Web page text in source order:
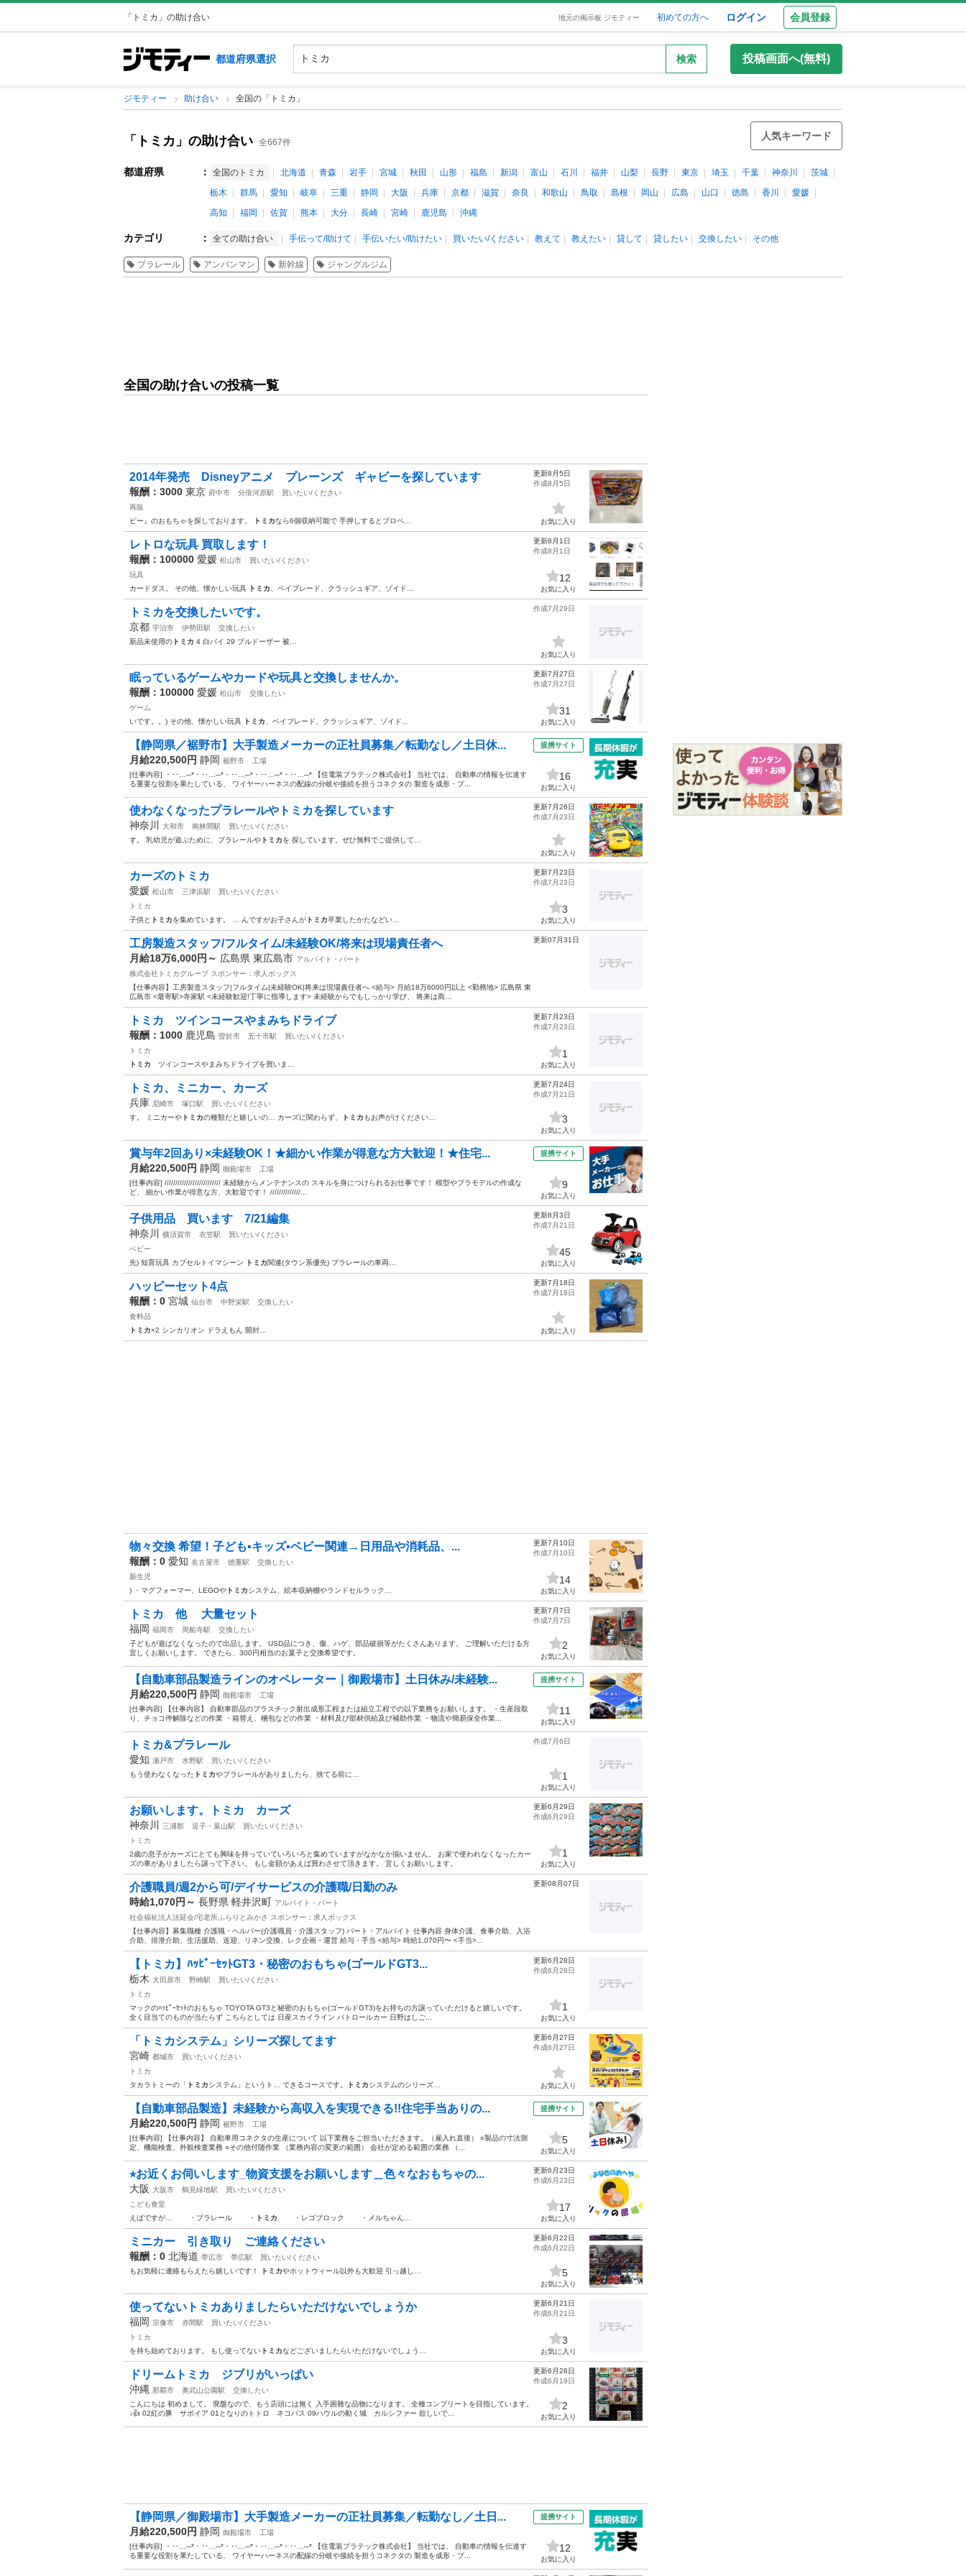
「トミカ」の助け合い 地元の掲示板 ジモティー 初めての方へ ログイン 会員登録
都道府県選択 検索 投稿画面へ(無料)
ジモティー 助け合い 全国の「トミカ」
「トミカ」の助け合い 全667件
人気キーワード
都道府県 ： 全国のトミカ 北海道 青森 岩手 宮城 秋田 山形 福島 新潟 富山 石川 福井 山梨 長野 東京 埼玉 千葉 神奈川
茨城
栃木
群馬 愛知 岐阜 三重 静岡 大阪 兵庫 京都 滋賀 奈良 和歌山 鳥取 島根 岡山 広島 山口 徳島 香川
愛媛
高知
福岡 佐賀 熊本 大分 長崎 宮崎 鹿児島 沖縄
カテゴリ ： 全ての助け合い 手伝って/助けて 手伝いたい/助けたい 買いたい/ください 教えて 教えたい 貸して 貸したい 交換したい その他
プラレール アンパンマン 新幹線 ジャングルジム
全国の助け合いの投稿一覧
2014年発売 Disneyアニメ プレーンズ ギャビーを探しています
報酬：3000 東京 府中市 分倍河原駅
買いたい/ください
再販
ビー』のおもちゃを探しております。
トミカなら6個収納可能で 手押しするとプロペ…
更新8月5日
作成8月5日
お気に入り
レトロな玩具 買取します！
報酬：100000 愛媛 松山市
買いたい/ください
玩具
カードダス。 その他、懐かしい玩具 トミカ 、ベイブレード、クラッシュギア、ゾイド…
更新8月1日
作成8月1日
12
お気に入り
トミカを交換したいです。
京都 宇治市 伊勢田駅
交換したい
新品未使用の トミカ 4 白バイ 29 ブルドーザー 被…
作成7月29日
お気に入り
眠っているゲームやカードや玩具と交換しませんか。
報酬：100000 愛媛 松山市
交換したい
ゲーム
いです。。) その他、懐かしい玩具 トミカ 、ベイブレード、クラッシュギア、ゾイド…
更新7月27日
作成7月27日
31
お気に入り
【静岡県／裾野市】大手製造メーカーの正社員募集／転勤なし／土日休...
月給220,500円 静岡 裾野市
工場
[仕事内容] ・‥…─*・‥…─*・‥…─*・‥…─*・‥…─* 【住電装プラテック株式会社】 当社では、 自動車の情報を伝達す
る重要な役割を果たしている、 ワイヤーハーネスの配線の分岐や接続を担うコネクタの 製造を成形・プ...
提携サイト
16
お気に入り
使わなくなったプラレールやトミカを探しています
神奈川 大和市 南林間駅
買いたい/ください
す。 乳幼児が遊ぶために、プラレールや トミカを 探しています。ぜひ無料でご提供して…
更新7月26日
作成7月23日
お気に入り
カーズのトミカ
愛媛 松山市 三津浜駅
買いたい/ください
トミカ
子供と トミカを集めています。 … んですがお子さんが トミカ卒業したかたなどい…
更新7月23日
作成7月23日
3
お気に入り
工房製造スタッフ/フルタイム/未経験OK/将来は現場責任者へ
月給18万6,000円～ 広島県 東広島市 アルバイト・パート
株式会社トミカグループ スポンサー：求人ボックス
【仕事内容】工房製造スタッフ|フルタイム|未経験OK|将来は現場責任者へ <給与> 月給18万6000円以上 <勤務地> 広島県 東
広島市 <最寄駅>寺家駅 <未経験歓迎!丁寧に指導します> 未経験からでもしっかり学び、 将来は商...
更新07月31日
トミカ ツインコースやまみちドライブ
報酬：1000 鹿児島 曽於市 五十市駅
買いたい/ください
トミカ
トミカ ツインコースやまみちドライブを買いま…
更新7月23日
作成7月23日
1
お気に入り
トミカ、ミニカー、カーズ
兵庫 尼崎市 塚口駅
買いたい/ください
す。 ミニカーや トミカの種類だと嬉しいの… カーズに関わらず、 トミカ もお声がけください…
更新7月24日
作成7月21日
3
お気に入り
賞与年2回あり×未経験OK！★細かい作業が得意な方大歓迎！★住宅...
月給220,500円 静岡 御殿場市
工場
[仕事内容] ////////////////////////// 未経験からメンテナンスの スキルを身につけられるお仕事です！ 模型やプラモデルの作成な
ど、 細かい作業が得意な方、大歓迎です！ //////////////...
提携サイト
9
お気に入り
子供用品 買います 7/21編集
神奈川 横須賀市 衣笠駅
買いたい/ください
ベビー
先) 知育玩具 カプセルトイマシーン
トミカ関連(タウン系優先) プラレールの車両…
更新8月3日
作成7月21日
45
お気に入り
ハッピーセット4点
報酬：0 宮城 仙台市 中野栄駅
交換したい
食料品
トミカ×2 シンカリオン ドラえもん 開封…
更新7月18日
作成7月18日
お気に入り
物々交換 希望！子ども▪️キッズ▪️ベビー関連→日用品や消耗品、...
報酬：0 愛知 名古屋市 徳重駅
交換したい
新生児
) ・マグフォーマー、LEGOや トミカシステム、絵本収納棚やランドセルラック…
更新7月10日
作成7月10日
14
お気に入り
トミカ 他 大量セット
福岡 福岡市 周船寺駅
交換したい
子どもが遊ばなくなったので出品します。 USD品につき、傷、ハゲ、部品破損等がたくさんあります。 ご理解いただける方
宜しくお願いします。 できたら、300円相当のお菓子と交換希望です。
更新7月7日
作成7月7日
2
お気に入り
【自動車部品製造ラインのオペレーター｜御殿場市】土日休み/未経験...
月給220,500円 静岡 御殿場市
工場
[仕事内容] 【仕事内容】 自動車部品のプラスチック射出成形工程または組立工程での以下業務をお願いします。 ・生産段取
り、チョコ停解除などの作業 ・箱替え、梱包などの作業 ・材料及び部材供給及び補助作業 ・物流や簡易保全作業...
提携サイト
11
お気に入り
トミカ&プラレール
愛知 瀬戸市 水野駅
買いたい/ください
もう使わなくなった トミカやプラレールがありましたら、捨てる前に…
作成7月6日
1
お気に入り
お願いします。トミカ カーズ
神奈川 三浦郡 逗子・葉山駅
買いたい/ください
トミカ
2歳の息子がカーズにとても興味を持っていていろいろと集めていますがなかなか揃いません。 お家で使われなくなったカー
ズの車がありましたら譲って下さい。 もし金額があえば買わさせて頂きます。 宜しくお願いします。
更新6月29日
作成6月29日
1
お気に入り
介護職員/週2から可/デイサービスの介護職/日勤のみ
時給1,070円～ 長野県 軽井沢町 アルバイト・パート
社会福祉法人法延会/宅老所ふらりとみかさ スポンサー：求人ボックス
【仕事内容】募集職種 介護職・ヘルパー(介護職員・介護スタッフ) パート・アルバイト 仕事内容 身体介護、食事介助、入浴
介助、排泄介助、生活援助、送迎、リネン交換、レク企画・運営 給与・手当 <給与> 時給1,070円〜 <手当>...
更新08月07日
【トミカ】ﾊｯﾋﾟｰｾｯﾄGT3・秘密のおもちゃ(ゴールドGT3...
栃木 大田原市 野崎駅
買いたい/ください
トミカ
マックのﾊｯﾋﾟｰｾｯﾄのおもちゃ TOYOTA GT3と秘密のおもちゃ(ゴールドGT3)をお持ちの方譲っていただけると嬉しいです。
全く目当てのものが当たらず こちらとしては 日産スカイライン パトロールカー 日野はしご...
更新6月28日
作成6月28日
1
お気に入り
「トミカシステム」シリーズ探してます
宮崎 都城市
買いたい/ください
トミカ
タカラトミーの「 トミカシステム」というト… できるコースです。 トミカシステムのシリーズ…
更新6月27日
作成6月27日
お気に入り
【自動車部品製造】未経験から高収入を実現できる!!住宅手当ありの...
月給220,500円 静岡 裾野市
工場
[仕事内容] 【仕事内容】 自動車用コネクタの生産について 以下業務をご担当いただきます。（雇入れ直後） ○製品の寸法測
定、機能検査、外観検査業務 ○その他付随作業 （業務内容の変更の範囲） 会社が定める範囲の業務 （...
提携サイト
5
お気に入り
⭐︎お近くお伺いします_物資支援をお願いします＿色々なおもちゃの...
大阪 大阪市 鶴見緑地駅
買いたい/ください
こども食堂
えばですが… ・プラレール ・
トミカ ・レゴブロック ・メルちゃん…
更新6月23日
作成6月23日
17
お気に入り
ミニカー 引き取り ご連絡ください
報酬：0 北海道 帯広市 帯広駅
買いたい/ください
もお気軽に連絡もらえたら嬉しいです！
トミカやホットウィール以外も大歓迎 引っ越し…
更新6月22日
作成6月22日
5
お気に入り
使ってないトミカありましたらいただけないでしょうか
福岡 宗像市 赤間駅
買いたい/ください
トミカ
を持ち始めております。 もし使ってない トミカなどございましたらいただけないでしょう…
更新6月21日
作成6月21日
3
お気に入り
ドリームトミカ ジブリがいっぱい
沖縄 那覇市 奥武山公園駅
交換したい
こんにちは 初めまして。 廃盤なので、もう店頭には無く 入手困難な品物になります。 全種コンプリートを目指しています。
↓👍 02紅の豚 サボイア 01となりのトトロ ネコバス 09ハウルの動く城 カルシファー 欲しいで...
更新6月26日
作成6月19日
2
お気に入り
【静岡県／御殿場市】大手製造メーカーの正社員募集／転勤なし／土日...
月給220,500円 静岡 御殿場市
工場
[仕事内容] ・‥…─*・‥…─*・‥…─*・‥…─*・‥…─* 【住電装プラテック株式会社】 当社では、 自動車の情報を伝達す
る重要な役割を果たしている、 ワイヤーハーネスの配線の分岐や接続を担うコネクタの 製造を成形・プ...
提携サイト
12
お気に入り